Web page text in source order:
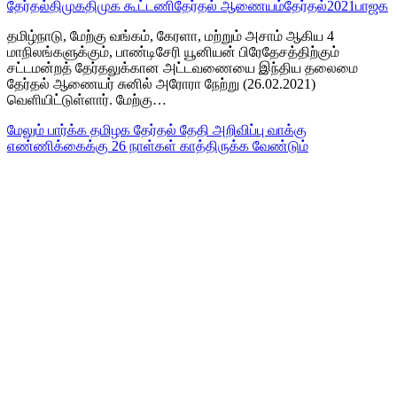
தேர்தல்திமுகதிமுக கூட்டணிதேர்தல் ஆணையம்தேர்தல்2021பாஜக
தமிழ்நாடு, மேற்கு வங்கம், கேரளா, மற்றும் அசாம் ஆகிய 4
மாநிலங்களுக்கும், பாண்டிசேரி யூனியன் பிரேதேசத்திற்கும்
சட்டமன்றத் தேர்தலுக்கான அட்டவணையை இந்திய தலைமை
தேர்தல் ஆணையர் சுனில் அரோரா நேற்று (26.02.2021)
வெளியிட்டுள்ளார். மேற்கு…
மேலும் பார்க்க தமிழக தேர்தல் தேதி அறிவிப்பு வாக்கு
எண்ணிக்கைக்கு 26 நாள்கள் காத்திருக்க வேண்டும்